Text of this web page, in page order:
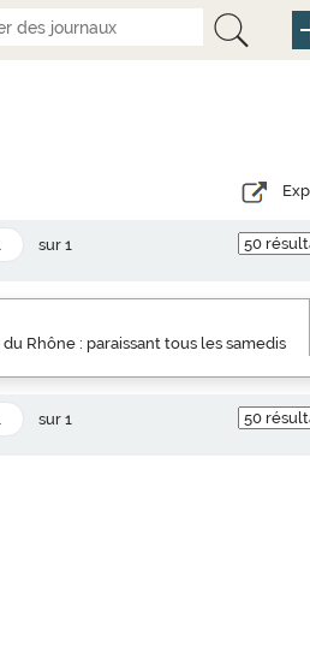
sur 1
Rhône : paraissant tous les samedis
sur 1